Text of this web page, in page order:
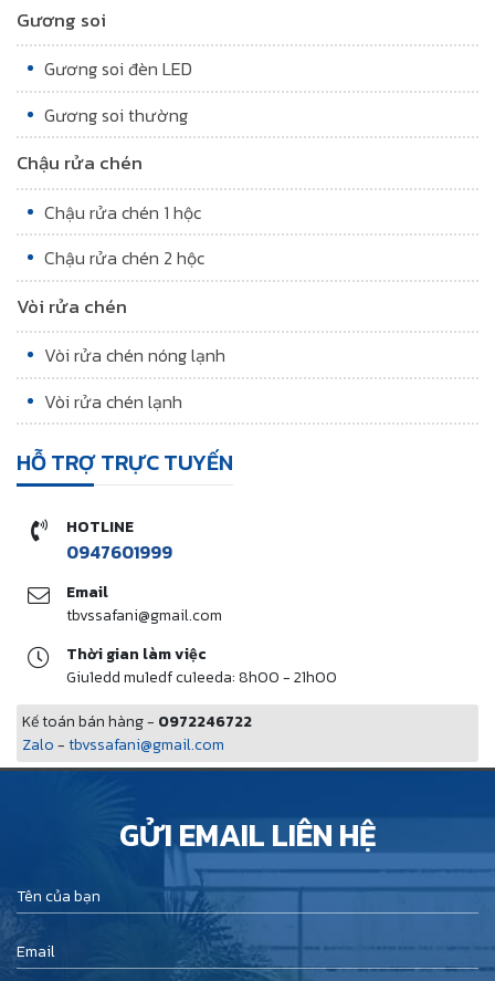
Gương soi
Gương soi đèn LED
Gương soi thường
Chậu rửa chén
Chậu rửa chén 1 hộc
Chậu rửa chén 2 hộc
Vòi rửa chén
Vòi rửa chén nóng lạnh
Vòi rửa chén lạnh
HỖ TRỢ TRỰC TUYẾN
HOTLINE
0947601999
Email
tbvssafani@gmail.com
Thời gian làm việc
Giu1edd mu1edf cu1eeda: 8h00 - 21h00
Kế toán bán hàng - 0972246722
Zalo-tbvssafani@gmail.com
GỬI EMAIL LIÊN HỆ